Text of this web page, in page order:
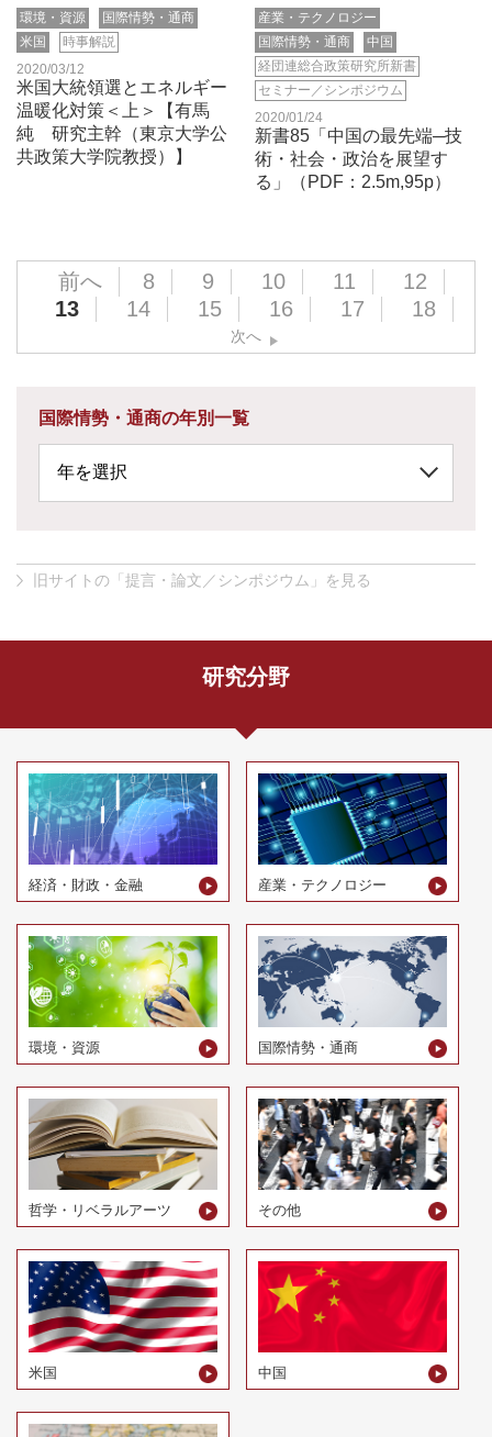
環境・資源
国際情勢・通商
米国
時事解説
2020/03/12
米国大統領選とエネルギー
温暖化対策＜上＞【有馬
純 研究主幹（東京大学公
共政策大学院教授）】
産業・テクノロジー
国際情勢・通商
中国
経団連総合政策研究所新書
セミナー／シンポジウム
2020/01/24
新書85「中国の最先端─技
術・社会・政治を展望す
る」（PDF：2.5m,95p）
前へ 8 9 10 11
12
13
14 15 16 17 18
次へ
国際情勢・通商の年別一覧
旧サイトの「提言・論文／シンポジウム」を見る
研究分野
経済・財政・金融 産業・テクノロジー
環境・資源 国際情勢・通商
哲学・リベラルアーツ その他
米国 中国